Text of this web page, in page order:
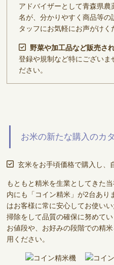
アドバイザーとして青森県
名が、分かりやすく商品等の
タッフにお気軽にお声がけく
野菜や加工品など販売さ
登録や規制など特にございま
ださい。
お米の新たな購入のカ
玄米をお手頃価格で購入し、
もともと精米を生業としてきた
内にも「コイン精米」が2台あり
はお客様に常に安心してお使い
掃除をして品質の確保に努めてい
お値段や、お好みの段階での精
用ください。